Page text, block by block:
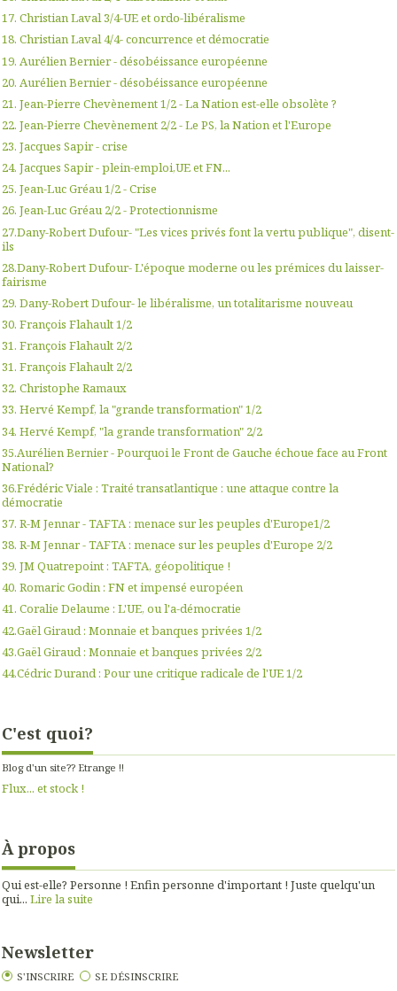
17. Christian Laval 3/4-UE et ordo-libéralisme
18. Christian Laval 4/4- concurrence et démocratie
19. Aurélien Bernier - désobéissance européenne
20. Aurélien Bernier - désobéissance européenne
21. Jean-Pierre Chevènement 1/2 - La Nation est-elle obsolète ?
22. Jean-Pierre Chevènement 2/2 - Le PS, la Nation et l'Europe
23. Jacques Sapir - crise
24. Jacques Sapir - plein-emploi,UE et FN...
25. Jean-Luc Gréau 1/2 - Crise
26. Jean-Luc Gréau 2/2 - Protectionnisme
27.Dany-Robert Dufour- "Les vices privés font la vertu publique", disent-
ils
28.Dany-Robert Dufour- L'époque moderne ou les prémices du laisser-
fairisme
29. Dany-Robert Dufour- le libéralisme, un totalitarisme nouveau
30. François Flahault 1/2
31. François Flahault 2/2
31. François Flahault 2/2
32. Christophe Ramaux
33. Hervé Kempf, la "grande transformation" 1/2
34. Hervé Kempf, "la grande transformation" 2/2
35.Aurélien Bernier - Pourquoi le Front de Gauche échoue face au Front
National?
36.Frédéric Viale : Traité transatlantique : une attaque contre la
démocratie
37. R-M Jennar - TAFTA : menace sur les peuples d'Europe1/2
38. R-M Jennar - TAFTA : menace sur les peuples d'Europe 2/2
39. JM Quatrepoint : TAFTA, géopolitique !
40. Romaric Godin : FN et impensé européen
41. Coralie Delaume : L'UE, ou l'a-démocratie
42.Gaël Giraud : Monnaie et banques privées 1/2
43.Gaël Giraud : Monnaie et banques privées 2/2
44.Cédric Durand : Pour une critique radicale de l'UE 1/2
C'est quoi?
Blog d'un site?? Etrange !!
Flux... et stock !
À propos
Qui est-elle? Personne ! Enfin personne d'important ! Juste quelqu'un
qui... Lire la suite
Newsletter
S'INSCRIRE SE DÉSINSCRIRE